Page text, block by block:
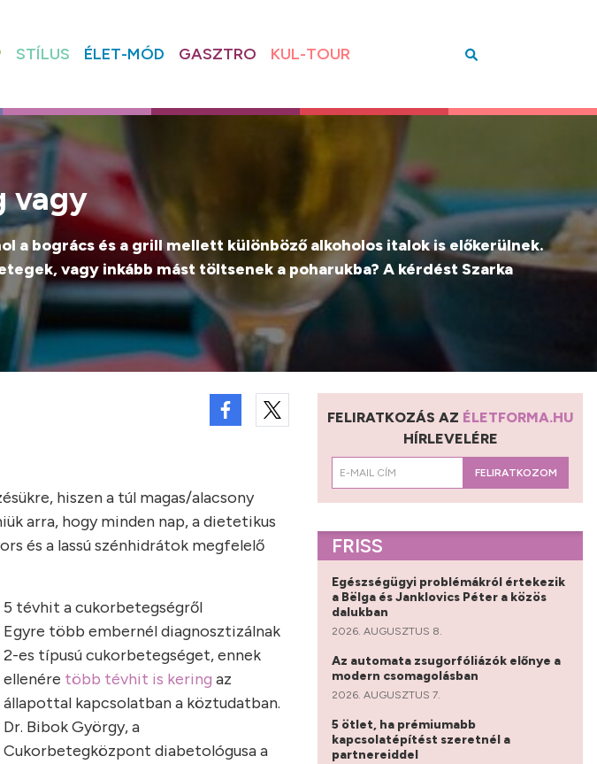
STÍLUS ÉLET-MÓD GASZTRO KUL-TOUR
vagy
a bogrács és a grill mellett különböző alkoholos italok is előkerülnek.
vagy inkább mást töltsenek a poharukba? A kérdést Szarka
hiszen a túl magas/alacsony
arra, hogy minden nap, a dietetikus
és a lassú szénhidrátok megfelelő
5 tévhit a cukorbetegségről
Egyre több embernél diagnosztizálnak
2-es típusú cukorbetegséget, ennek
ellenére több tévhit is kering az
állapottal kapcsolatban a köztudatban.
Dr. Bibok György, a
Cukorbetegközpont diabetológusa a
FELIRATKOZÁS AZ ÉLETFORMA.HU
HÍRLEVELÉRE
FELIRATKOZOM
FRISS
Egészségügyi problémákról értekezik
a Bëlga és Janklovics Péter a közös
dalukban
2026. AUGUSZTUS 8.
Az automata zsugorfóliázók előnye a
modern csomagolásban
2026. AUGUSZTUS 7.
5 ötlet, ha prémiumabb
kapcsolatépítést szeretnél a
partnereiddel